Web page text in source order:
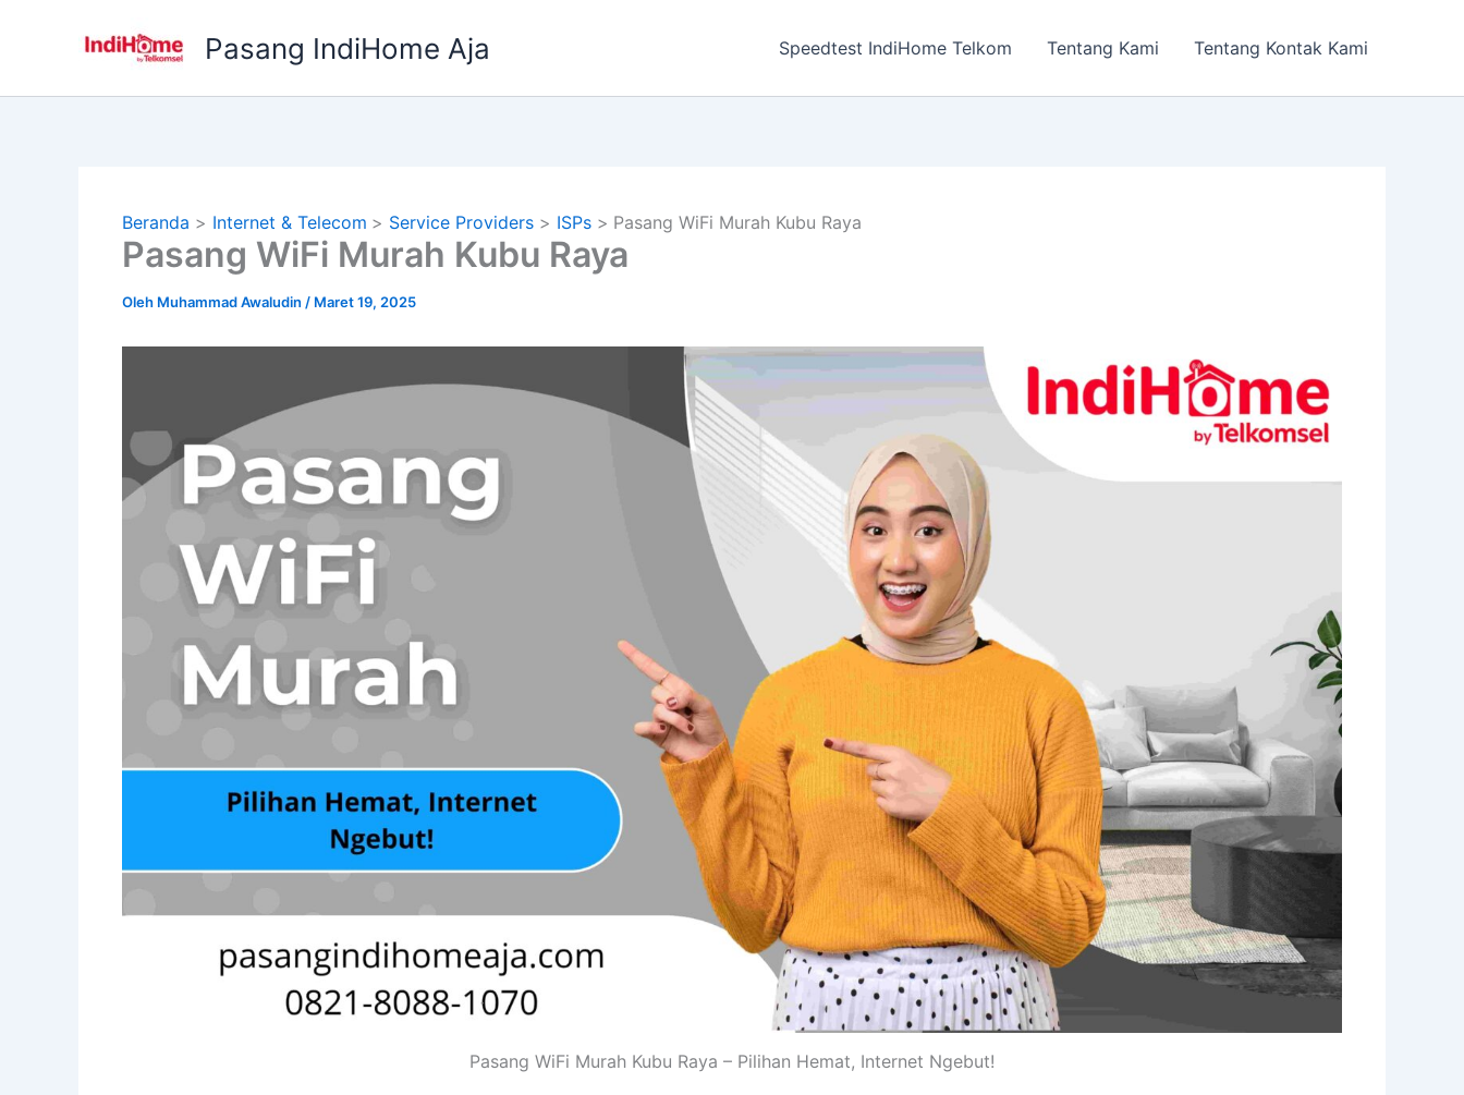
Pasang IndiHome Aja Speedtest IndiHome Telkom Tentang Kami Tentang Kontak Kami
Beranda Internet & Telecom Service Providers ISPs Pasang WiFi Murah Kubu Raya
Pasang WiFi Murah Kubu Raya
Oleh Muhammad Awaludin / Maret 19, 2025
Pasang WiFi Murah Kubu Raya – Pilihan Hemat, Internet Ngebut!